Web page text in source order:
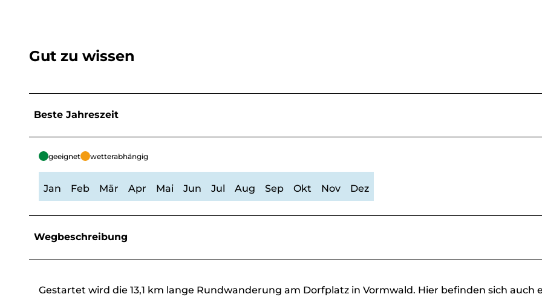
Gut zu wissen
Beste Jahreszeit
geeignet wetterabhängig
Jan Feb Mär Apr Mai Jun Jul Aug Sep Okt Nov Dez
Wegbeschreibung
Gestartet wird die 13,1 km lange Rundwanderung am Dorfplatz in Vormwald. Hier befinden sich auch